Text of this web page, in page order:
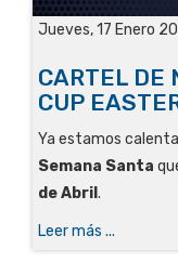
Jueves, 17 Enero
CARTEL DE
CUP
Ya estamos
Semana Santa
de Abril .
Leer más ...